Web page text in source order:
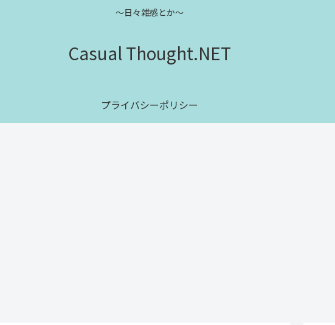
～日々雑感とか～
Casual Thought.NET
プライバシーポリシー